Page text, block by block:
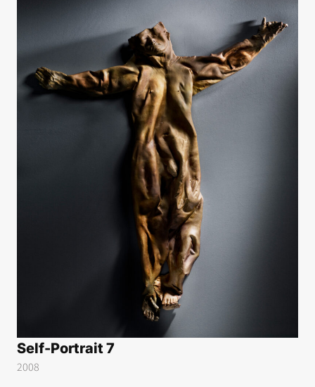
Self-Portrait 7
2008